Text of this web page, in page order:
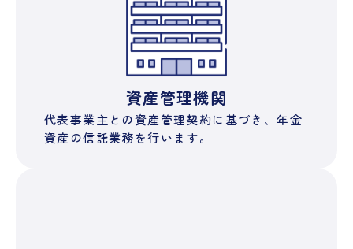
資産管理機関
代表事業主との資産管理契約に基づき、年金
資産の信託業務を行います。